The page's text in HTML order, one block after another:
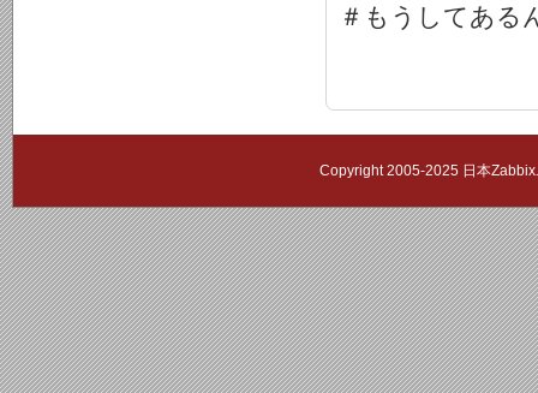
＃もうしてある
Copyright 2005-2025 日本